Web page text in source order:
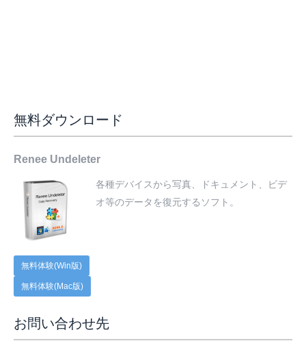
無料ダウンロード
Renee Undeleter
各種デバイスから写真、ドキュメント、ビデ
オ等のデータを復元するソフト。
無料体験(Win版)
無料体験(Mac版)
お問い合わせ先